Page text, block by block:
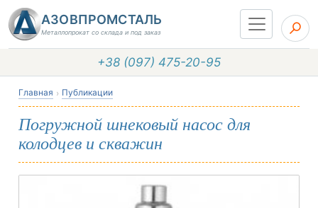
АЗОВПРОМСТАЛЬ
Металлопрокат со склада и под заказ
+38 (097) 475-20-95
Главная Публикации
Погружной шнековый насос для
колодцев и скважин